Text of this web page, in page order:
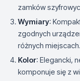
zamków
Wymiary:
zgodnych
różnych miejscach.
Kolor: Elegancki,
komponuje się z